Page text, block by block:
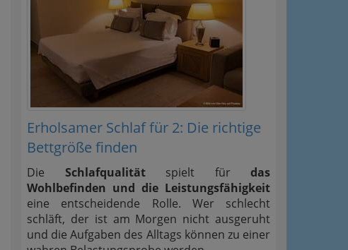
Erholsamer Schlaf für 2: Die richtige
Bettgröße finden
Die Schlafqualitätspielt für das
Wohlbefinden und die Leistungsfähigkeit
eine entscheidende Rolle. Wer schlecht
schläft, der ist am Morgen nicht ausgeruht
und die Aufgaben des Alltags können zu einer